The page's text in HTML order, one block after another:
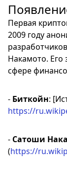
Первая
2009 году
Накамото. Его
сфере
- Биткойн:
https://
- Сатоши
(https://